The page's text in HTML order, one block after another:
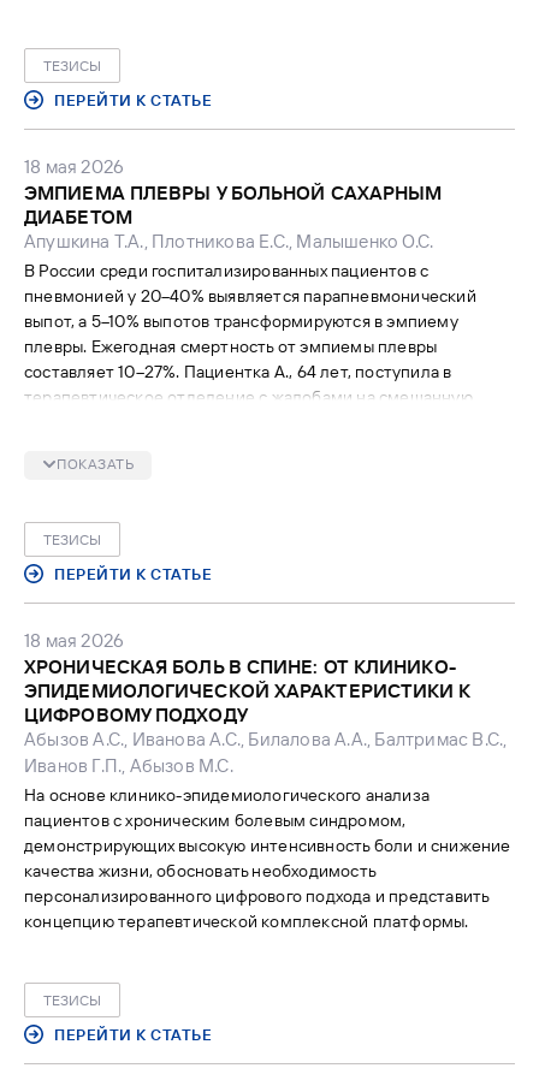
ТЕЗИСЫ
ПЕРЕЙТИ К СТАТЬЕ
18 мая 2026
ЭМПИЕМА ПЛЕВРЫ У БОЛЬНОЙ САХАРНЫМ
ДИАБЕТОМ
Апушкина Т.А., Плотникова Е.С., Малышенко О.С.
В России среди госпитализированных пациентов с
пневмонией у 20–40% выявляется парапневмонический
выпот, а 5–10% выпотов трансформируются в эмпиему
плевры. Ежегодная смертность от эмпиемы плевры
составляет 10–27%. Пациентка А., 64 лет, поступила в
терапевтическое отделение с жалобами на смешанную
результатам дообследования выставлен диагноз
средней степени тяжести, ДН 2». Шкала SMART-COP 2Б.
Фон: ХОБЛ тяжелой степени тяжести с выраженными
клиническими проявлениями (CAT ≥10, mMRC ≥2),
бронхитический тип, с редкими обострениями, обострение
гипергликемия, выставлен диагноз «сахарный диабет (СД)
2».
ПОКАЗАТЬ
ТЕЗИСЫ
ПЕРЕЙТИ К СТАТЬЕ
18 мая 2026
ХРОНИЧЕСКАЯ БОЛЬ В СПИНЕ: ОТ КЛИНИКО-
ЭПИДЕМИОЛОГИЧЕСКОЙ ХАРАКТЕРИСТИКИ К
ЦИФРОВОМУ ПОДХОДУ
Абызов А.С., Иванова А.С., Билалова А.А., Балтримас В.С.,
Иванов Г.П., Абызов М.С.
На основе клинико-эпидемиологического анализа
пациентов с хроническим болевым синдромом,
демонстрирующих высокую интенсивность боли и снижение
качества жизни, обосновать необходимость
персонализированного цифрового подхода и представить
концепцию терапевтической комплексной платформы.
ТЕЗИСЫ
ПЕРЕЙТИ К СТАТЬЕ